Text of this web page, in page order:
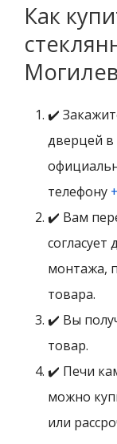
Как
✔️
дверцей
телефону
✔️ Вам
согласует
монтажа,
товара.
✔️ Вы
товар.
✔️ Печи
можно
или